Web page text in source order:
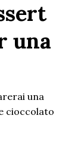
una
una
cioccolato